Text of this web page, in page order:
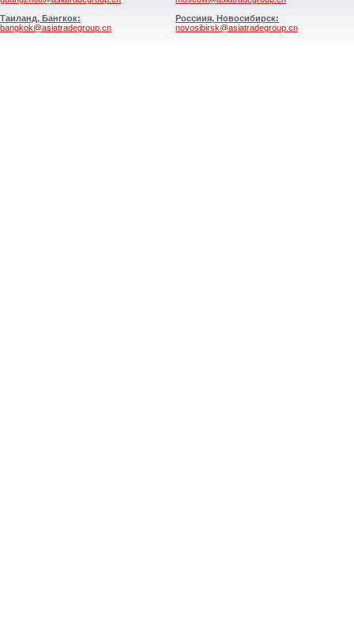
Таиланд, Бангкок:
bangkok@asiatradegroup.cn
Россиия, Новосибирск:
novosibirsk@asiatradegroup.cn